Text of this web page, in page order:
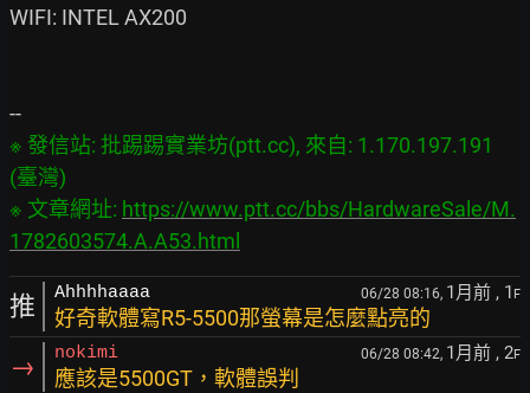
WIFI: INTEL AX200
※ 發信站: 批踢踢實業坊(ptt.cc), 來自: 1.170.197.191
(臺灣)
※ 文章網址: https://www.ptt.cc/bbs/HardwareSale/M.
1782603574.A.A53.html
推 Ahhhhaaaa 06/28 08:16, 1月前 , 1 F
好奇軟體寫R5-5500那螢幕是怎麼點亮的
→ nokimi 06/28 08:42, 1月前 , 2F
應該是5500GT，軟體誤判